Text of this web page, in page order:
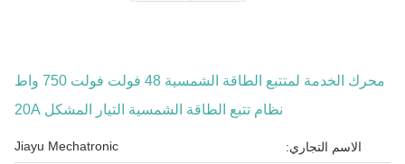
محرك الخدمة لمتتبع الطاقة الشمسية 48 فولت فولت 750 واط
نظام تتبع الطاقة الشمسية التيار المشكل 20A
الاسم التجاري: Jiayu Mechatronic